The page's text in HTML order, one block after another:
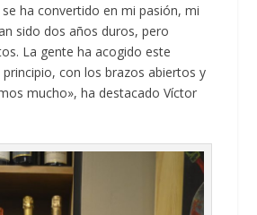
ha convertido en mi pasión, mi
sido dos años duros, pero
La gente ha acogido este
con los brazos abiertos y
mucho», ha destacado Víctor